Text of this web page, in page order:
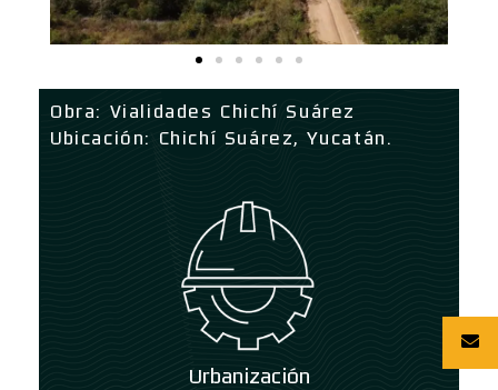
Obra: Vialidades Chichí Suárez
Ubicación: Chichí Suárez, Yucatán.
Urbanización